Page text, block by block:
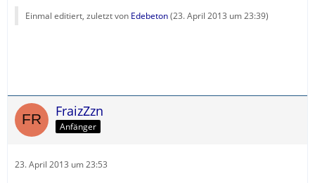
Einmal editiert, zuletzt von Edebeton(23. April 2013 um 23:39)
FraizZzn
Anfänger
23. April 2013 um 23:53